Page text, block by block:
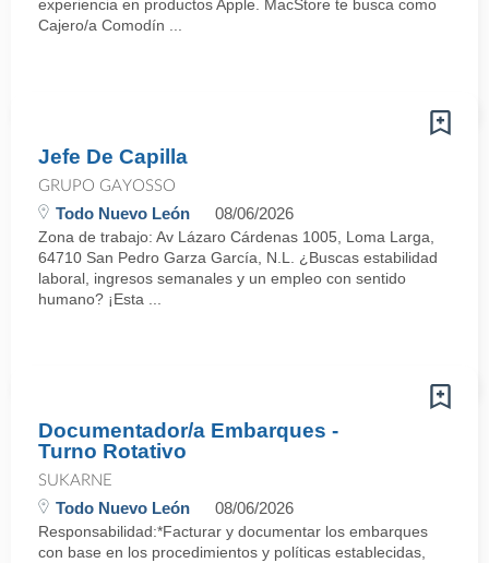
experiencia en productos Apple. MacStore te busca como
Cajero/a Comodín ...
Jefe De Capilla
GRUPO GAYOSSO
Todo Nuevo León 08/06/2026
Zona de trabajo: Av Lázaro Cárdenas 1005, Loma Larga,
64710 San Pedro Garza García, N.L. ¿Buscas estabilidad
laboral, ingresos semanales y un empleo con sentido
humano? ¡Esta ...
Documentador/a Embarques -
Turno Rotativo
SUKARNE
Todo Nuevo León 08/06/2026
Responsabilidad:*Facturar y documentar los embarques
con base en los procedimientos y políticas establecidas,